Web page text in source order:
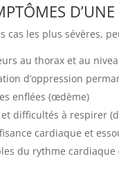
cas les plus sévères,
au thorax et au
d’oppression
enflées (œdème)
difficultés à respirer
cardiaque et
du rythme